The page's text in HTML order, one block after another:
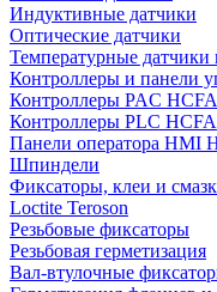
Индуктивные датчики
Оптические датчики
Температурные датчики
Контроллеры и панели
Контроллеры PAC HCFA
Контроллеры PLC HCFA
Панели оператора HMI
Шпиндели
Фиксаторы, клеи и
Loctite Teroson
Резьбовые фиксаторы
Резьбовая герметизация
Вал-втулочные